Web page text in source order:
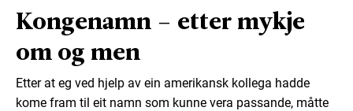
Kongenamn – etter mykje
om og men
Etter at eg ved hjelp av ein amerikansk kollega hadde
kome fram til eit namn som kunne vera passande, måtte